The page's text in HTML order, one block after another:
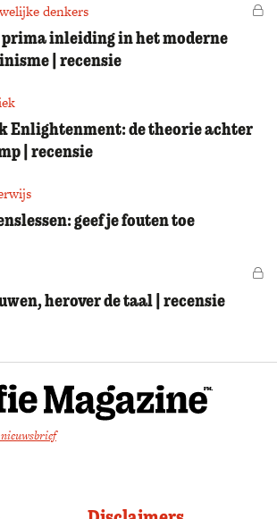
denkers
prima inleiding in het moderne
| recensie
Enlightenment: de theorie achter
| recensie
geef je fouten toe
herover de taal | recensie